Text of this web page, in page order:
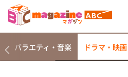
バラエティ・音楽 ドラマ・映画